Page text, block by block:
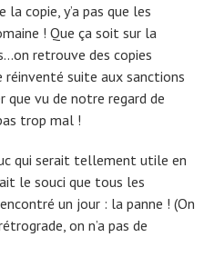
copie, y’a pas que les
! Que ça soit sur la
retrouve des copies
réinventé suite aux sanctions
vu de notre regard de
trop mal !
qui serait tellement utile en
le souci que tous les
un jour : la panne ! (On
on n’a pas de